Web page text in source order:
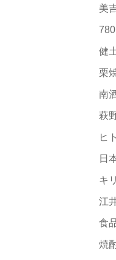
美
780
健
栗
南
萩
ヒ
日
キ
江
食
焼